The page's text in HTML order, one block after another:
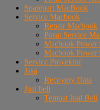
Sparepart MacBook
Service Macbook
Repair Macbook
Pusat Service
Macbook Power
Macbook Power
Service Proyektor
Jasa
Recovery Data
Jual beli
Tempat Jual Beli